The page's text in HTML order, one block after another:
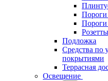
Подложка
Средства по
покрытиями
Террасная
Освещение